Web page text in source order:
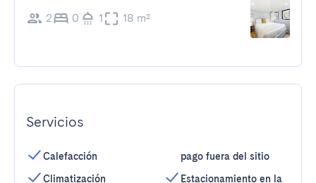
2 0 1 18 m²
Servicios
Calefacción
Climatización
pago fuera del sitio
Estacionamiento en la